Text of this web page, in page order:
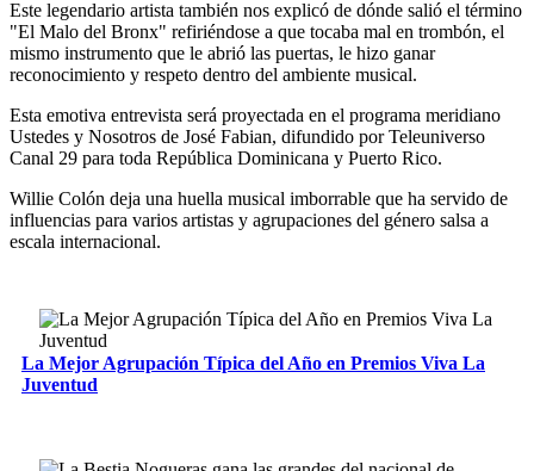
Este legendario artista también nos explicó de dónde salió el término
"El Malo del Bronx" refiriéndose a que tocaba mal en trombón, el
mismo instrumento que le abrió las puertas, le hizo ganar
reconocimiento y respeto dentro del ambiente musical.
Esta emotiva entrevista será proyectada en el programa meridiano
Ustedes y Nosotros de José Fabian, difundido por Teleuniverso
Canal 29 para toda República Dominicana y Puerto Rico.
Willie Colón deja una huella musical imborrable que ha servido de
influencias para varios artistas y agrupaciones del género salsa a
escala internacional.
La Mejor Agrupación Típica del Año en Premios Viva La
Juventud